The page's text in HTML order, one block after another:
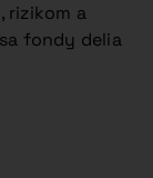
rizikom a
fondy delia